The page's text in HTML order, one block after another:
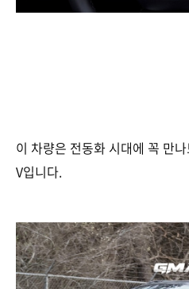
이 차량은 전동화 시대에 꼭 만
V입니다.